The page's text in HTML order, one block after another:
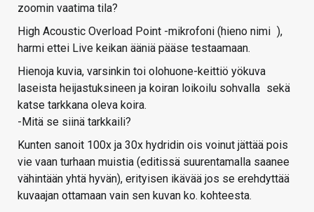
zoomin vaatima tila?
High Acoustic Overload Point -mikrofoni (hieno nimi ),
harmi ettei Live keikan ääniä pääse testaamaan.
Hienoja kuvia, varsinkin toi olohuone-keittiö yökuva
laseista heijastuksineen ja koiran loikoilu sohvalla sekä
katse tarkkana oleva koira.
-Mitä se siinä tarkkaili?
Kunten sanoit 100x ja 30x hydridin ois voinut jättää pois
vie vaan turhaan muistia (editissä suurentamalla saanee
vähintään yhtä hyvän), erityisen ikävää jos se erehdyttää
kuvaajan ottamaan vain sen kuvan ko. kohteesta.